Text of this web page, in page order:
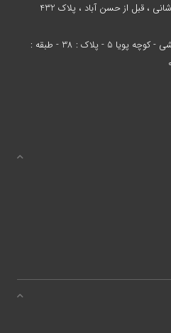
آدرس: تهران- بلوار آیت الله کاشانی ، قبل از حسن آباد ، پلاک 432
کردستان - بانه - بلوار بلال حبشی - کوچه پویا 5 - پلاک : 38 - طبقه :